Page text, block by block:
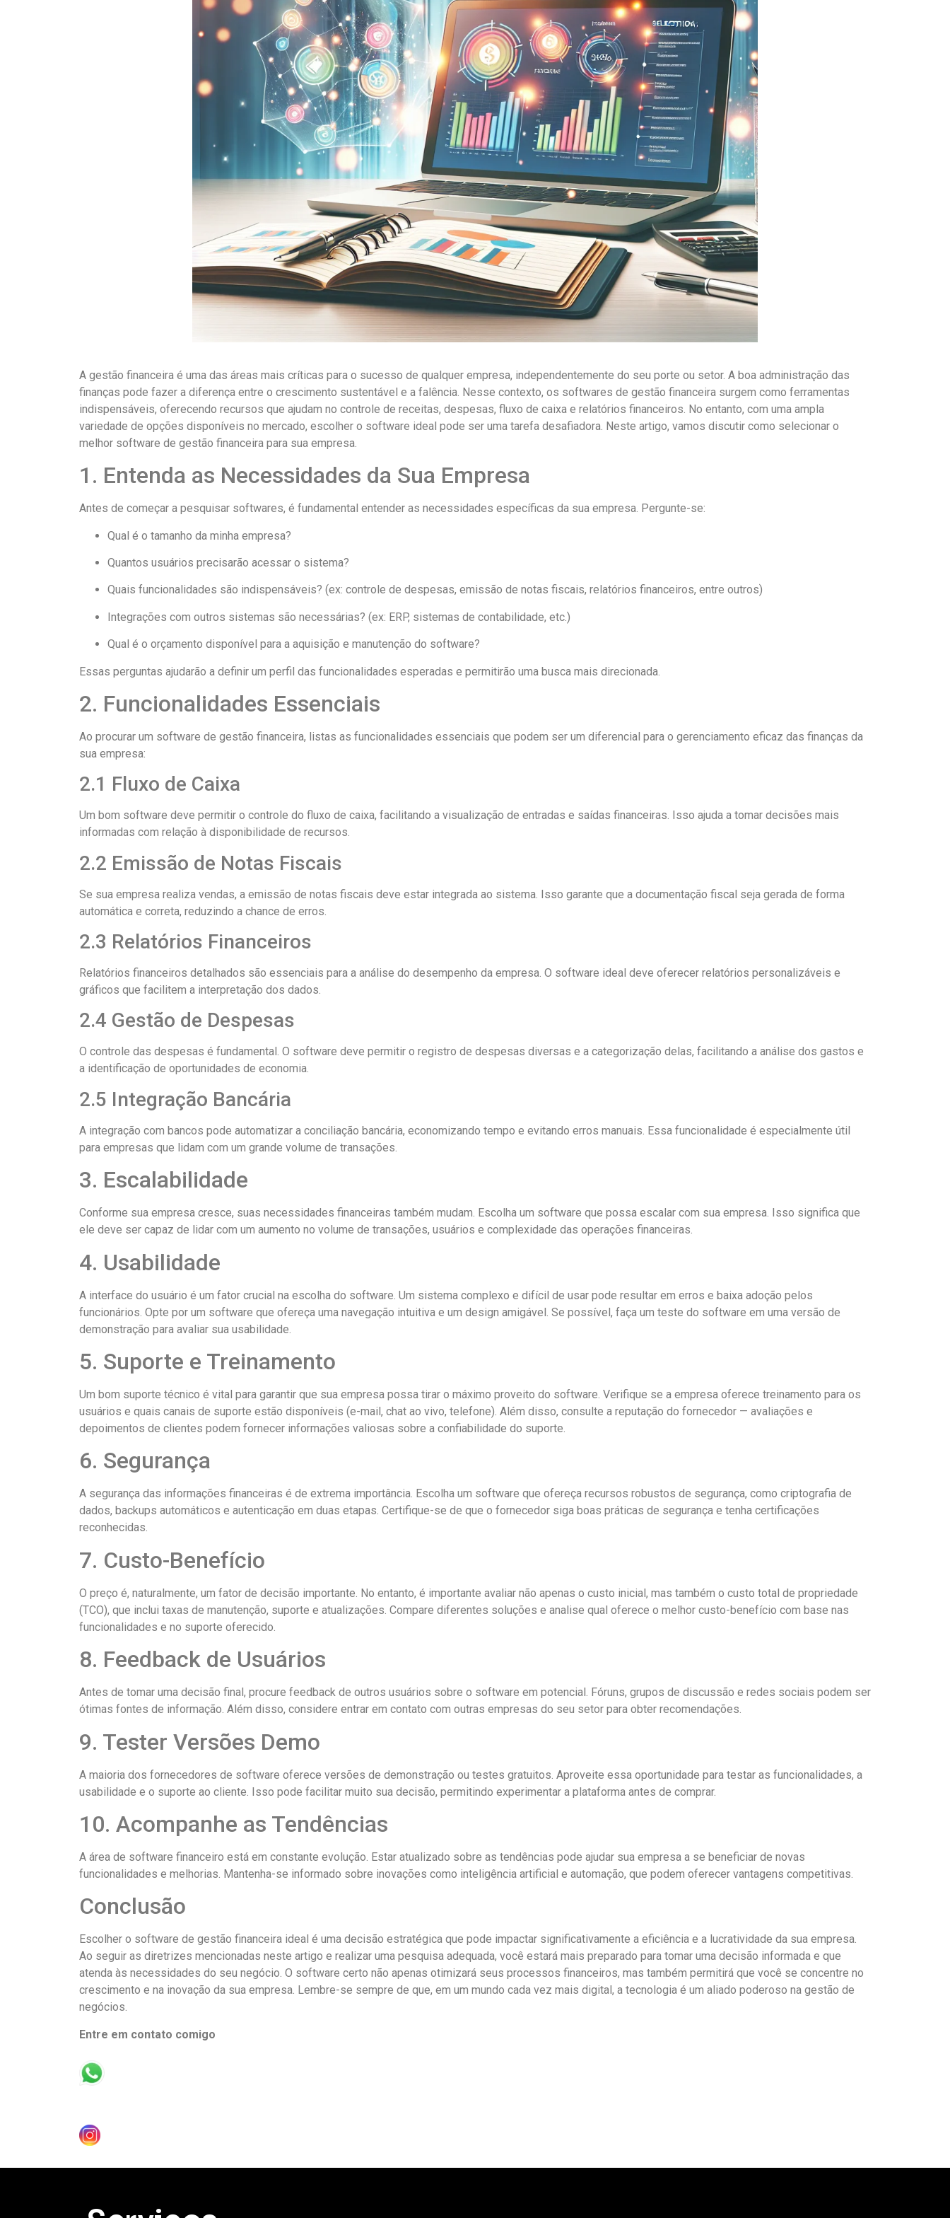
A gestão financeira é uma das áreas mais críticas para o sucesso de qualquer empresa, independentemente do seu porte ou setor. A boa administração das
finanças pode fazer a diferença entre o crescimento sustentável e a falência. Nesse contexto, os softwares de gestão financeira surgem como ferramentas
indispensáveis, oferecendo recursos que ajudam no controle de receitas, despesas, fluxo de caixa e relatórios financeiros. No entanto, com uma ampla
variedade de opções disponíveis no mercado, escolher o software ideal pode ser uma tarefa desafiadora. Neste artigo, vamos discutir como selecionar o
melhor software de gestão financeira para sua empresa.
1. Entenda as Necessidades da Sua Empresa
Antes de começar a pesquisar softwares, é fundamental entender as necessidades específicas da sua empresa. Pergunte-se:
Qual é o tamanho da minha empresa?
Quantos usuários precisarão acessar o sistema?
Quais funcionalidades são indispensáveis? (ex: controle de despesas, emissão de notas fiscais, relatórios financeiros, entre outros)
Integrações com outros sistemas são necessárias? (ex: ERP, sistemas de contabilidade, etc.)
Qual é o orçamento disponível para a aquisição e manutenção do software?
Essas perguntas ajudarão a definir um perfil das funcionalidades esperadas e permitirão uma busca mais direcionada.
2. Funcionalidades Essenciais
Ao procurar um software de gestão financeira, listas as funcionalidades essenciais que podem ser um diferencial para o gerenciamento eficaz das finanças da
sua empresa:
2.1 Fluxo de Caixa
Um bom software deve permitir o controle do fluxo de caixa, facilitando a visualização de entradas e saídas financeiras. Isso ajuda a tomar decisões mais
informadas com relação à disponibilidade de recursos.
2.2 Emissão de Notas Fiscais
Se sua empresa realiza vendas, a emissão de notas fiscais deve estar integrada ao sistema. Isso garante que a documentação fiscal seja gerada de forma
automática e correta, reduzindo a chance de erros.
2.3 Relatórios Financeiros
Relatórios financeiros detalhados são essenciais para a análise do desempenho da empresa. O software ideal deve oferecer relatórios personalizáveis e
gráficos que facilitem a interpretação dos dados.
2.4 Gestão de Despesas
O controle das despesas é fundamental. O software deve permitir o registro de despesas diversas e a categorização delas, facilitando a análise dos gastos e
a identificação de oportunidades de economia.
2.5 Integração Bancária
A integração com bancos pode automatizar a conciliação bancária, economizando tempo e evitando erros manuais. Essa funcionalidade é especialmente útil
para empresas que lidam com um grande volume de transações.
3. Escalabilidade
Conforme sua empresa cresce, suas necessidades financeiras também mudam. Escolha um software que possa escalar com sua empresa. Isso significa que
ele deve ser capaz de lidar com um aumento no volume de transações, usuários e complexidade das operações financeiras.
4. Usabilidade
A interface do usuário é um fator crucial na escolha do software. Um sistema complexo e difícil de usar pode resultar em erros e baixa adoção pelos
funcionários. Opte por um software que ofereça uma navegação intuitiva e um design amigável. Se possível, faça um teste do software em uma versão de
demonstração para avaliar sua usabilidade.
5. Suporte e Treinamento
Um bom suporte técnico é vital para garantir que sua empresa possa tirar o máximo proveito do software. Verifique se a empresa oferece treinamento para os
usuários e quais canais de suporte estão disponíveis (e-mail, chat ao vivo, telefone). Além disso, consulte a reputação do fornecedor — avaliações e
depoimentos de clientes podem fornecer informações valiosas sobre a confiabilidade do suporte.
6. Segurança
A segurança das informações financeiras é de extrema importância. Escolha um software que ofereça recursos robustos de segurança, como criptografia de
dados, backups automáticos e autenticação em duas etapas. Certifique-se de que o fornecedor siga boas práticas de segurança e tenha certificações
reconhecidas.
7. Custo-Benefício
O preço é, naturalmente, um fator de decisão importante. No entanto, é importante avaliar não apenas o custo inicial, mas também o custo total de propriedade
(TCO), que inclui taxas de manutenção, suporte e atualizações. Compare diferentes soluções e analise qual oferece o melhor custo-benefício com base nas
funcionalidades e no suporte oferecido.
8. Feedback de Usuários
Antes de tomar uma decisão final, procure feedback de outros usuários sobre o software em potencial. Fóruns, grupos de discussão e redes sociais podem ser
ótimas fontes de informação. Além disso, considere entrar em contato com outras empresas do seu setor para obter recomendações.
9. Tester Versões Demo
A maioria dos fornecedores de software oferece versões de demonstração ou testes gratuitos. Aproveite essa oportunidade para testar as funcionalidades, a
usabilidade e o suporte ao cliente. Isso pode facilitar muito sua decisão, permitindo experimentar a plataforma antes de comprar.
10. Acompanhe as Tendências
A área de software financeiro está em constante evolução. Estar atualizado sobre as tendências pode ajudar sua empresa a se beneficiar de novas
funcionalidades e melhorias. Mantenha-se informado sobre inovações como inteligência artificial e automação, que podem oferecer vantagens competitivas.
Conclusão
Escolher o software de gestão financeira ideal é uma decisão estratégica que pode impactar significativamente a eficiência e a lucratividade da sua empresa.
Ao seguir as diretrizes mencionadas neste artigo e realizar uma pesquisa adequada, você estará mais preparado para tomar uma decisão informada e que
atenda às necessidades do seu negócio. O software certo não apenas otimizará seus processos financeiros, mas também permitirá que você se concentre no
crescimento e na inovação da sua empresa. Lembre-se sempre de que, em um mundo cada vez mais digital, a tecnologia é um aliado poderoso na gestão de
negócios.
Entre em contato comigo